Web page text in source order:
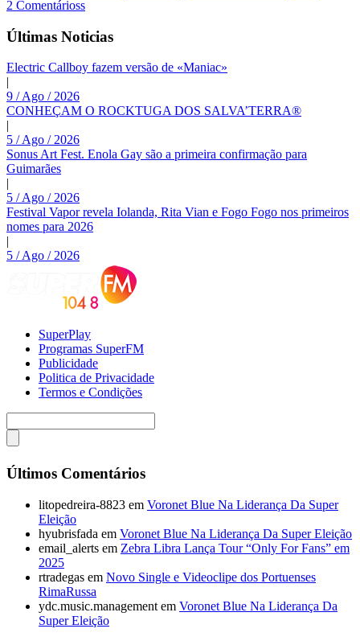
2 Comentárioss
Últimas Noticias
Electric Callboy fazem versão de «Maniac»
|
9 / Ago / 2026
CONHEÇAM O ROCKTUGA DOS SALVA’TERRA®
|
5 / Ago / 2026
Sonus Art Fest. Enola Gay são a primeira confirmação para
Guimarães
|
5 / Ago / 2026
Festival Vapor revela Iolanda, Rita Vian e Fogo Fogo nos primeiros
nomes para 2026
|
5 / Ago / 2026
SuperPlay
Programas SuperFM
Publicidade
Politica de Privacidade
Termos e Condições
Últimos Comentários
litopedreira-8823 em Voronet Blue Na Liderança Da Super
Eleição
hyubrisfada em Voronet Blue Na Liderança Da Super Eleição
email_alerts em Zebra Libra Lança Tour “Only For Fans” em
2025
rtradegas em Novo Single e Videoclipe dos Portuenses
RimaRussa
ydc.music.management em Voronet Blue Na Liderança Da
Super Eleição